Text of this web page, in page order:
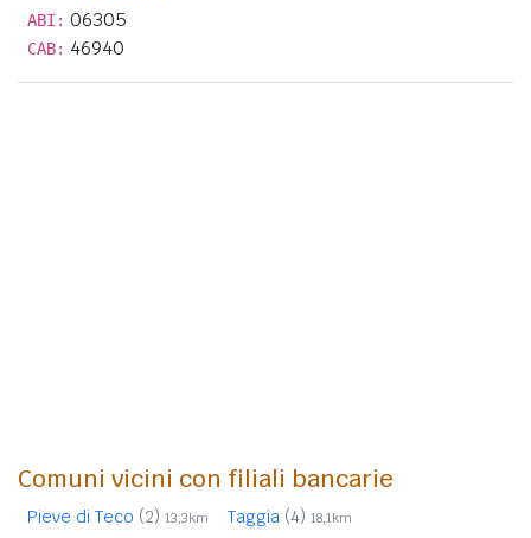
ABI: 06305
CAB: 46940
Comuni vicini con filiali bancarie
Pieve di Teco (2) 13,3km Taggia (4) 18,1km